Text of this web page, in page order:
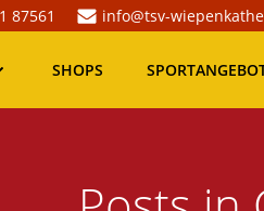
87561 info@tsv-
SHOPS